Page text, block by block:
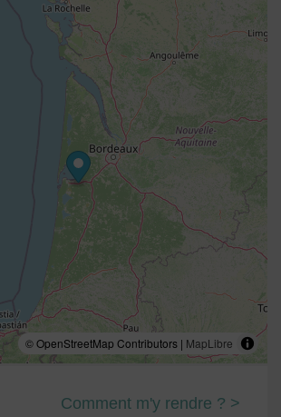
© OpenStreetMap Contributors | MapLibre
Comment m'y rendre ? >